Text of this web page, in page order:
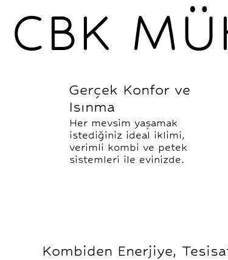
Gerçek Konfor ve
Isınma
Her mevsim yaşamak
istediğiniz ideal iklimi,
verimli kombi ve petek
sistemleri ile evinizde.
CBK
Kombiden Enerjiye,